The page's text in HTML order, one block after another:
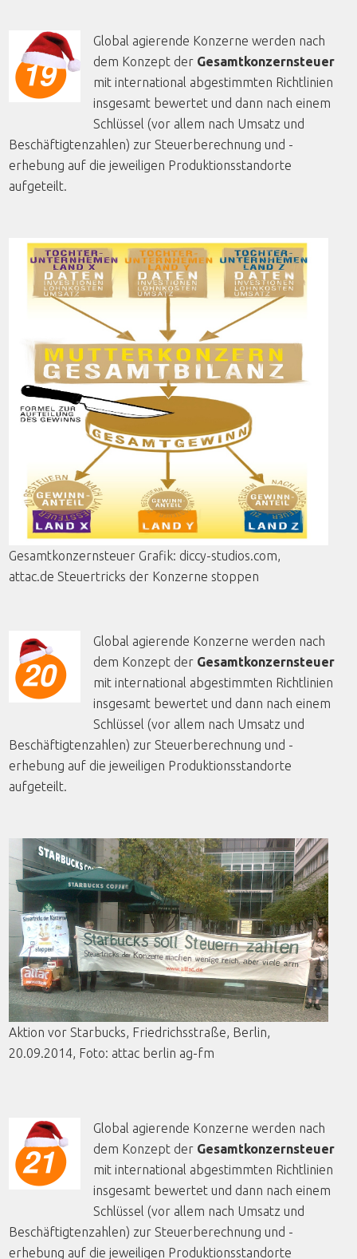
Global agierende Konzerne werden nach
dem Konzept der Gesamtkonzernsteuer
mit international abgestimmten Richtlinien
insgesamt bewertet und dann nach einem
Schlüssel (vor allem nach Umsatz und
Beschäftigtenzahlen) zur Steuerberechnung und -
erhebung auf die jeweiligen Produktionsstandorte
aufgeteilt.
Gesamtkonzernsteuer Grafik: diccy-studios.com,
attac.deSteuertricks der Konzerne stoppen
Global agierende Konzerne werden nach
dem Konzept der Gesamtkonzernsteuer
mit international abgestimmten Richtlinien
insgesamt bewertet und dann nach einem
Schlüssel (vor allem nach Umsatz und
Beschäftigtenzahlen) zur Steuerberechnung und -
erhebung auf die jeweiligen Produktionsstandorte
aufgeteilt.
Aktion vor Starbucks, Friedrichsstraße, Berlin,
20.09.2014, Foto: attac berlin ag-fm
Global agierende Konzerne werden nach
dem Konzept der Gesamtkonzernsteuer
mit international abgestimmten Richtlinien
insgesamt bewertet und dann nach einem
Schlüssel (vor allem nach Umsatz und
Beschäftigtenzahlen) zur Steuerberechnung und -
erhebung auf die jeweiligen Produktionsstandorte